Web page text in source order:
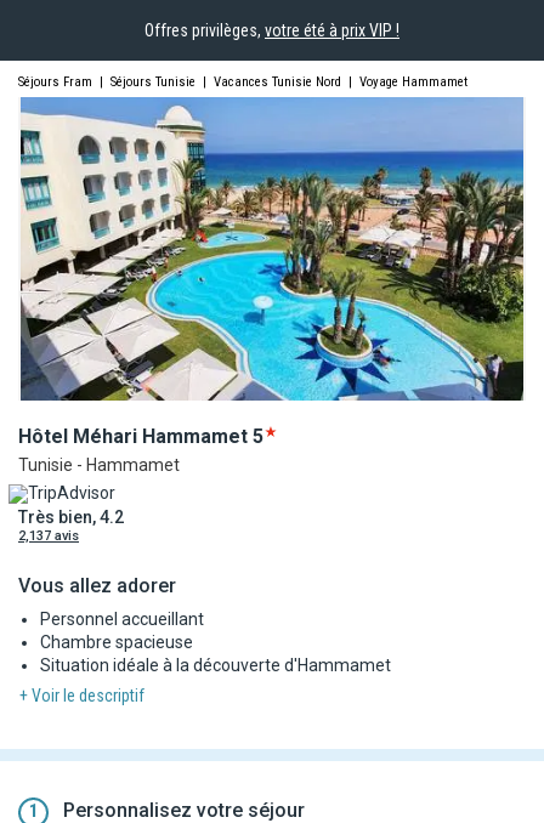
Offres privilèges, votre été à prix VIP !
Séjours Fram | Séjours Tunisie | Vacances Tunisie Nord | Voyage Hammamet
Hôtel Méhari Hammamet 5
Tunisie - Hammamet
Très bien, 4.2
2,137 avis
Vous allez adorer
Personnel accueillant
Chambre spacieuse
Situation idéale à la découverte d'Hammamet
+ Voir le descriptif
1 Personnalisez votre séjour